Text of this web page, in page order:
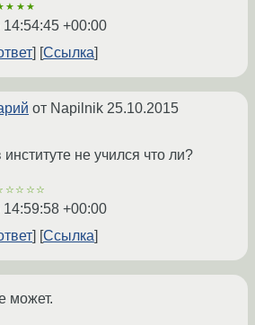
+00:00
Ссылка
от Napilnik 25.10.2015
не учился что ли?
+00:00
Ссылка
может.